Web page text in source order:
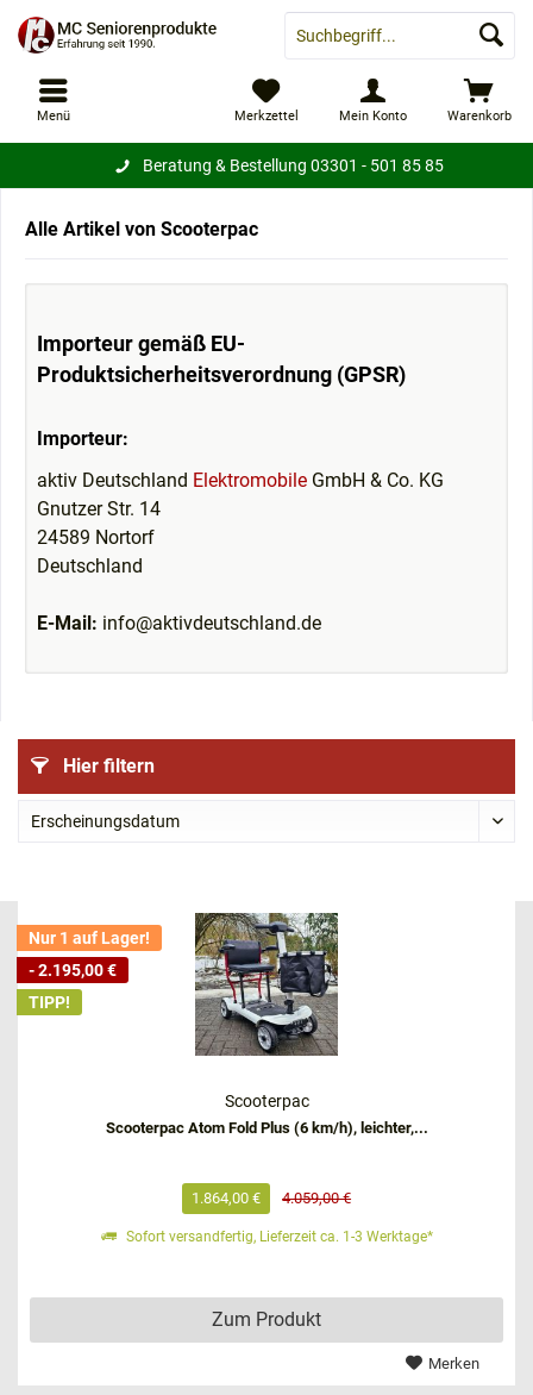
Beratung & Bestellung 03301 - 501 85 85
Warenkorb
Merkzettel Mein Konto
Menü
Alle Artikel von Scooterpac
Importeur gemäß EU-
Produktsicherheitsverordnung (GPSR)
Importeur:
aktiv Deutschland Elektromobile GmbH & Co. KG
Gnutzer Str. 14
24589 Nortorf
Deutschland
E-Mail: info@aktivdeutschland.de
Hier filtern
Nur 1 auf Lager!
- 2.195,00 €
TIPP!
Scooterpac
Scooterpac Atom Fold Plus (6 km/h), leichter,...
4.059,00 €
1.864,00 €
Sofort versandfertig, Lieferzeit ca. 1-3 Werktage*
Zum Produkt
Merken